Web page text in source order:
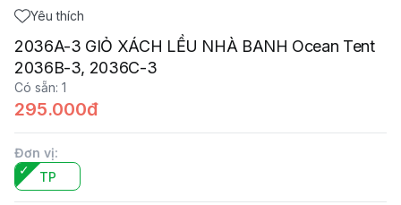
Yêu thích
2036A-3 GIỎ XÁCH LỀU NHÀ BANH Ocean Tent
2036B-3, 2036C-3
Có sẵn: 1
295.000đ
Đơn vị:
TP